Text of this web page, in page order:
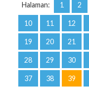
Halaman: 1 2
10 11 12
19 20 21
28 29 30
37 38 39